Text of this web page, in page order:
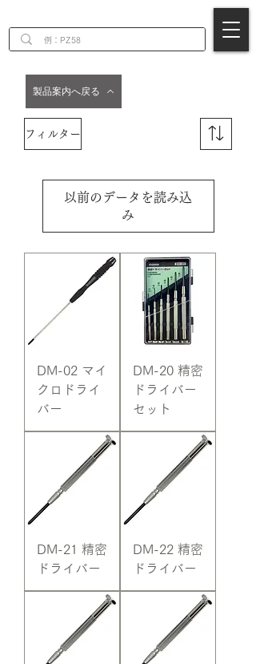
製品案内へ戻る
フィルター
以前のデータを読み込
み
DM-02 マイ
クロドライ
バー
DM-20 精密
ドライバー
セット
DM-21 精密
ドライバー
DM-22 精密
ドライバー